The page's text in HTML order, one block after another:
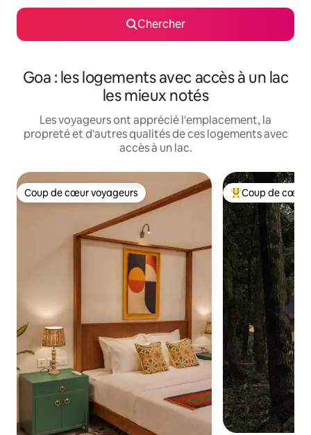
Chercher
Goa : les logements avec accès à un lac
les mieux notés
Les voyageurs ont apprécié l'emplacement, la
propreté et d'autres qualités de ces logements avec
accès à un lac.
Coup de cœur voyageurs
Coup de cœur voyageurs Coup de cœur
Coup de cœur